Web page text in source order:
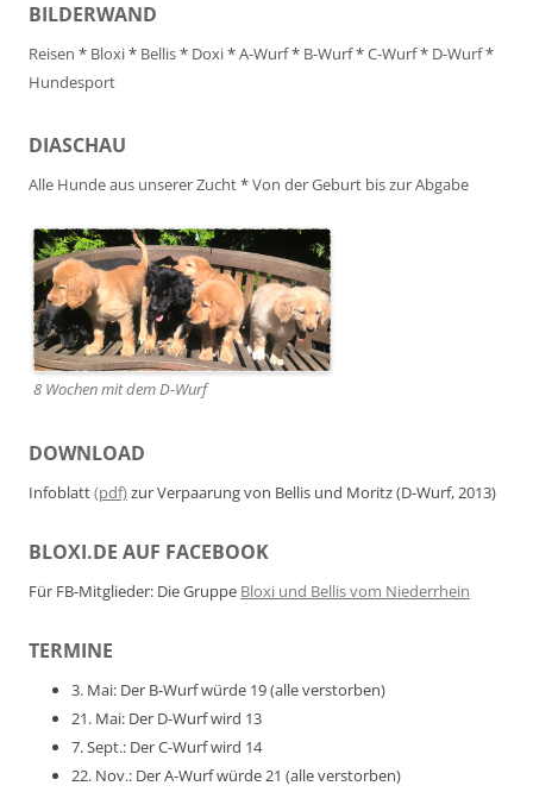
BILDERWAND
Reisen * Bloxi* Bellis* Doxi*A-Wurf* B-Wurf*C-Wurf* D-Wurf*
Hundesport
DIASCHAU
Alle Hunde aus unserer Zucht*Von der Geburt bis zur Abgabe
8 Wochen mit dem D-Wurf
DOWNLOAD
Infoblatt(pdf)zur Verpaarung von Bellis und Moritz (D-Wurf, 2013)
BLOXI.DE AUF FACEBOOK
Für FB-Mitglieder: Die Gruppe Bloxi und Bellis vom Niederrhein
TERMINE
3. Mai: Der B-Wurf würde 19 (alle verstorben)
21. Mai: Der D-Wurf wird 13
7. Sept.: Der C-Wurf wird 14
22. Nov.: Der A-Wurf würde 21 (alle verstorben)